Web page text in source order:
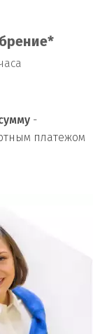
-
платежом